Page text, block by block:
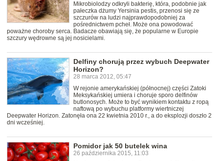
Mikrobiolodzy odkryli bakterię, która, podobnie jak
pałeczka dżumy Yersinia pestis, przenosi się ze
szczurów na ludzi najprawdopodobniej za
pośrednictwem pcheł. Może ona powodować
poważne choroby serca. Badacze obawiają się, że popularne w Europie
szczury wędrowne są jej nosicielami.
Delfiny chorują przez wybuch Deepwater
Horizon?
28 marca 2012, 05:47
W rejonie amerykańskiej (północnej) części Zatoki
Meksykańskiej umiera i choruje sporo delfinów
butlonosych. Może to być wynikiem kontaktu z ropą
naftową po wybuchu platformy wiertniczej
Deepwater Horizon. Zatonęła ona 22 kwietnia 2010 r., a do eksplozji doszło 2
dni wcześniej.
Pomidor jak 50 butelek wina
26 października 2015, 11:03